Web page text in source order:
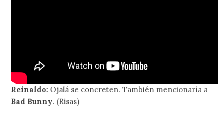
Reinaldo: Ojalá se concreten. También mencionaría a
Bad Bunny. (Risas)